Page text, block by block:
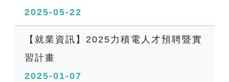
2025-05-22
【就業資訊】2025力積電人才預聘暨實
習計畫
2025-01-07